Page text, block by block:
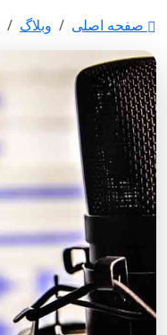
صفحه اصلی
وبلاگ